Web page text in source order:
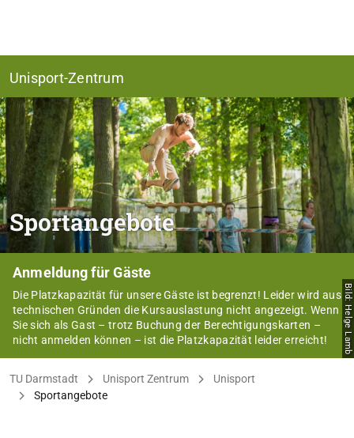
Unisport-Zentrum
Sportangebote
Anmeldung für Gäste
Die Platzkapazität für unsere Gäste ist begrenzt! Leider wird aus
technischen Gründen die Kursauslastung nicht angezeigt. Wenn
Sie sich als Gast – trotz Buchung der Berechtigungskarten –
nicht anmelden können – ist die Platzkapazität leider erreicht!
Bild: Helge Lamb
Sie befinden sich hier:
TU Darmstadt Unisport Zentrum
Unisport
Sportangebote